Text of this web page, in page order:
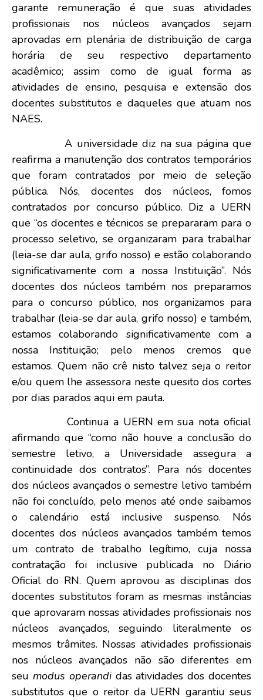
garante remuneração é que suas atividades
profissionais nos núcleos avançados sejam
aprovadas em plenária de distribuição de carga
horária de seu respectivo departamento
acadêmico; assim como de igual forma as
atividades de ensino, pesquisa e extensão dos
docentes substitutos e daqueles que atuam nos
NAES.
A universidade diz na sua página que
reafirma a manutenção dos contratos temporários
que foram contratados por meio de seleção
pública. Nós, docentes dos núcleos, fomos
contratados por concurso público. Diz a UERN
que “os docentes e técnicos se prepararam para o
processo seletivo, se organizaram para trabalhar
(leia-se dar aula, grifo nosso) e estão colaborando
significativamente com a nossa Instituição”. Nós
docentes dos núcleos também nos preparamos
para o concurso público, nos organizamos para
trabalhar (leia-se dar aula, grifo nosso) e também,
estamos colaborando significativamente com a
nossa Instituição; pelo menos cremos que
estamos. Quem não crê nisto talvez seja o reitor
e/ou quem lhe assessora neste quesito dos cortes
por dias parados aqui em pauta.
Continua a UERN em sua nota oficial
afirmando que “como não houve a conclusão do
semestre letivo, a Universidade assegura a
continuidade dos contratos”. Para nós docentes
dos núcleos avançados o semestre letivo também
não foi concluído, pelo menos até onde saibamos
o calendário está inclusive suspenso. Nós
docentes dos núcleos avançados também temos
um contrato de trabalho legítimo, cuja nossa
contratação foi inclusive publicada no Diário
Oficial do RN. Quem aprovou as disciplinas dos
docentes substitutos foram as mesmas instâncias
que aprovaram nossas atividades profissionais nos
núcleos avançados, seguindo literalmente os
mesmos trâmites. Nossas atividades profissionais
nos núcleos avançados não são diferentes em
seu modus operandidas atividades dos docentes
substitutos que o reitor da UERN garantiu seus